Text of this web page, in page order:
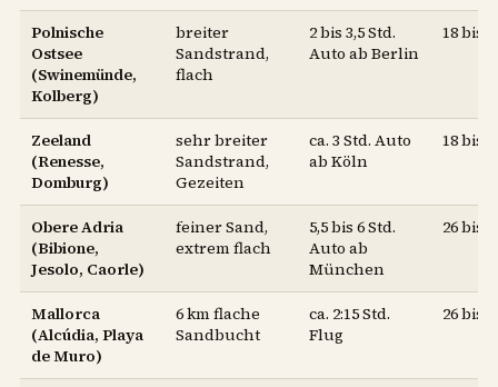
Polnische
Ostsee
(Swinemünde,
Kolberg)
breiter
Sandstrand,
flach
2 bis 3,5 Std.
Auto ab Berlin
18 bis
Zeeland
(Renesse,
Domburg)
sehr breiter
Sandstrand,
Gezeiten
ca. 3 Std. Auto
ab Köln
18 bis
Obere Adria
(Bibione,
Jesolo, Caorle)
feiner Sand,
extrem flach
5,5 bis 6 Std.
Auto ab
München
26 bis
Mallorca
(Alcúdia, Playa
de Muro)
6 km flache
Sandbucht
ca. 2:15 Std.
Flug
26 bis